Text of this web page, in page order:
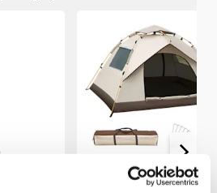
Sentio Αυτόματη Σκηνή